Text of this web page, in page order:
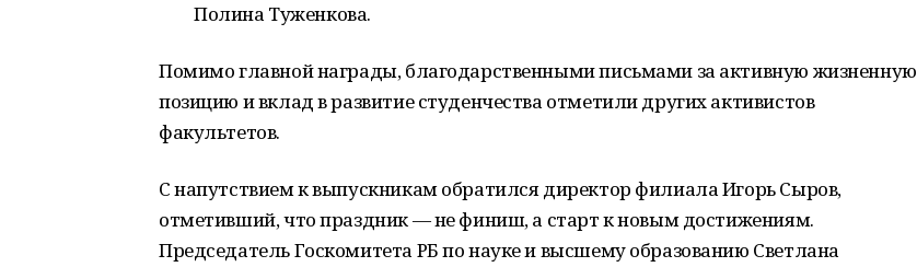
Полина Туженкова.
Помимо главной награды, благодарственными письмами за активную жизненную
позицию и вклад в развитие студенчества отметили других активистов
факультетов.
С напутствием к выпускникам обратился директор филиала Игорь Сыров,
отметивший, что праздник — не финиш, а старт к новым достижениям.
Председатель Госкомитета РБ по науке и высшему образованию Светлана